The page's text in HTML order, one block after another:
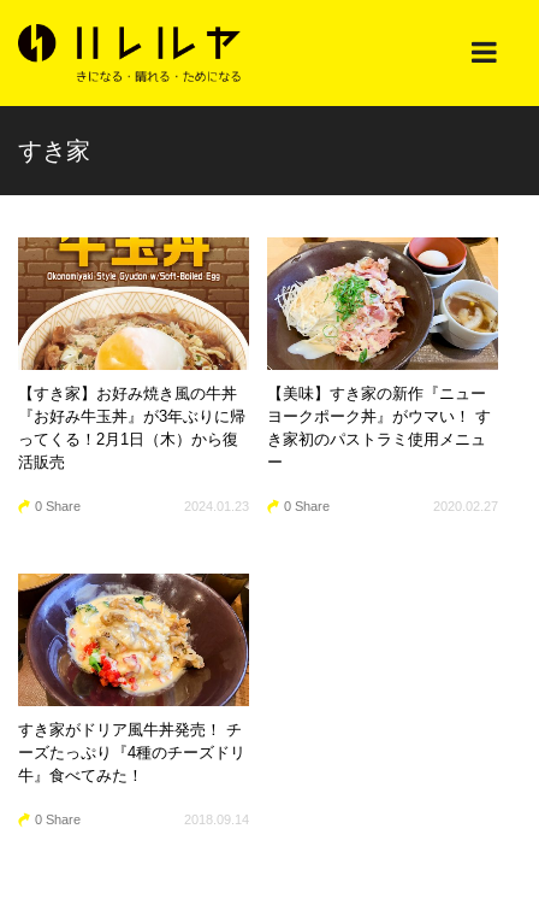
すき家
【すき家】お好み焼き風の牛丼
『お好み牛玉丼』が3年ぶりに帰
ってくる！2月1日（木）から復
活販売
0 Share 2024.01.23
【美味】すき家の新作『ニュー
ヨークポーク丼』がウマい！ す
き家初のパストラミ使用メニュ
ー
0 Share 2020.02.27
すき家がドリア風牛丼発売！ チ
ーズたっぷり『4種のチーズドリ
牛』食べてみた！
0 Share 2018.09.14